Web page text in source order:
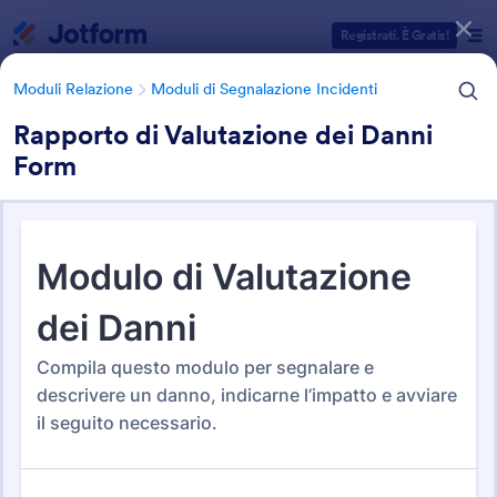
Registrati. È Gratis!
Moduli Relazione Moduli di Segnalazione Incidenti
Rapporto di Valutazione dei Danni
Form
Moduli di Segnalazione
Incidenti
124 Template
Categorie Template Moduli